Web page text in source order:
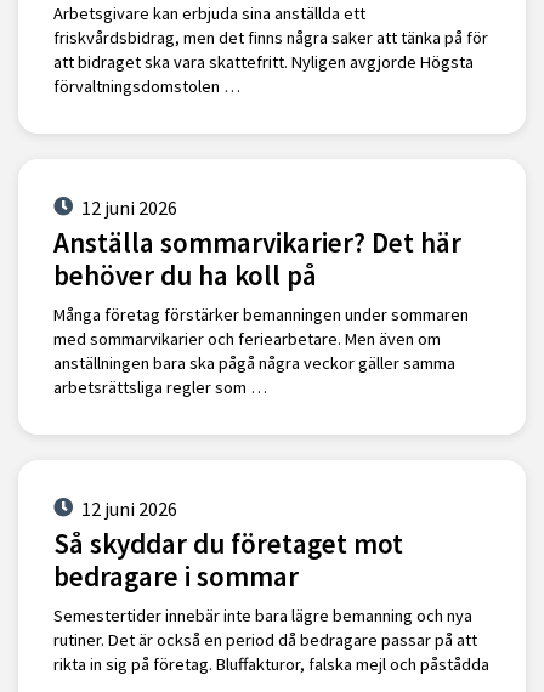
Arbetsgivare kan erbjuda sina anställda ett
friskvårdsbidrag, men det finns några saker att tänka på för
att bidraget ska vara skattefritt. Nyligen avgjorde Högsta
förvaltningsdomstolen …
12 juni 2026
Anställa sommarvikarier? Det här
behöver du ha koll på
Många företag förstärker bemanningen under sommaren
med sommarvikarier och feriearbetare. Men även om
anställningen bara ska pågå några veckor gäller samma
arbetsrättsliga regler som …
12 juni 2026
Så skyddar du företaget mot
bedragare i sommar
Semestertider innebär inte bara lägre bemanning och nya
rutiner. Det är också en period då bedragare passar på att
rikta in sig på företag. Bluffakturor, falska mejl och påstådda